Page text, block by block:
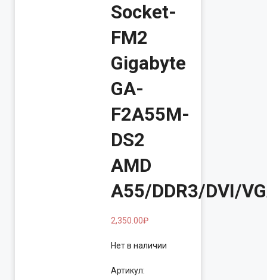
Socket-
FM2
Gigabyte
GA-
F2A55M-
DS2
AMD
A55/DDR3/DVI/
2,350.00₽
Нет в наличии
Артикул: